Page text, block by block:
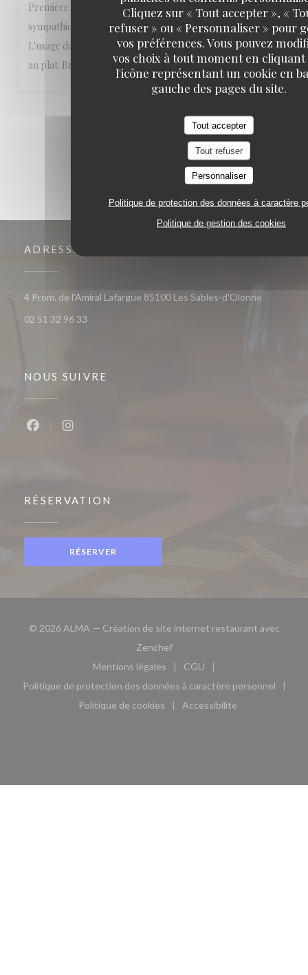
Cliquez sur « Tout accepter », «
refuser » ou « Personnaliser » pour
vos préférences. Vous pouvez
vos choix à tout moment en
l'icône représentant un cookie en
gauche des pages du site.
Tout accepter
Tout refuser
Personnaliser
Politique de protection des données à caractère
Politique de gestion des cookies
Première fois dans votre joli restaurant. L'accueil est très
sympathique, la cuisine goûteuse, les assiettes colorées.
L'usage des épices apporte une originalité très bienvenue
au plat. Bref, nous reviendrons!
3
ADRESSE
4 Prom. de l'Amiral Lafargue 85100 Les Sables-d'Olonne
02 51 32 96 33
NOUS SUIVRE
RÉSERVATION
RÉSERVER
© 2026 ALMA — Création de site internet restaurant avec
Zenchef((ouvre une nouvelle fenêtre))
Mentions légales
((ouvre une nouvelle fenêtre))
CGU
((ouvre une nouvelle
Politique de protection des données à caractère personnel
((ouvre une nouvelle fenêtre))
Politique de cookies
((ouvre une nouvelle fenêtre))
Accessibilite